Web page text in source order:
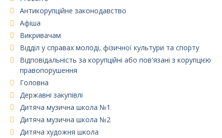
Антикорупційне законодавство
Афіша
Викривачам
Відділ у справах молоді, фізичної культури та спорту
Відповідальність за корупційні або пов'язані з корупцією
правопорушення
Головна
Державні закупівлі
Дитяча музична школа №1
Дитяча музична школа №2
Дитяча художня школа